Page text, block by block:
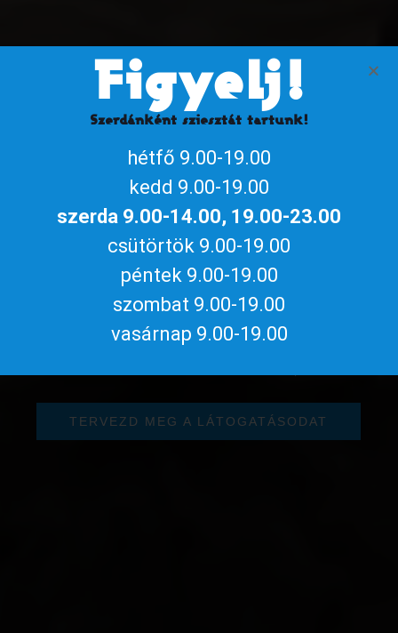
TÖRTÉNELEM
TERVEZD MEG A LÁTOGATÁSODAT
Figyelj!
Szerdánként sziesztát tartunk!
hétfő 9.00-19.00
kedd 9.00-19.00
szerda 9.00-14.00, 19.00-23.00
csütörtök 9.00-19.00
péntek 9.00-19.00
szombat 9.00-19.00
vasárnap 9.00-19.00